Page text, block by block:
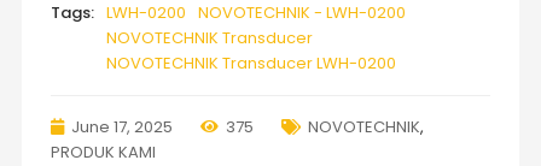
Tags: LWH-0200 NOVOTECHNIK - LWH-0200
NOVOTECHNIK Transducer
NOVOTECHNIK Transducer LWH-0200
June 17, 2025 375 NOVOTECHNIK,
PRODUK KAMI